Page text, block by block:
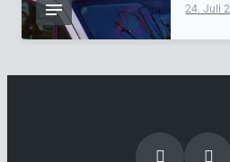
24. Juli